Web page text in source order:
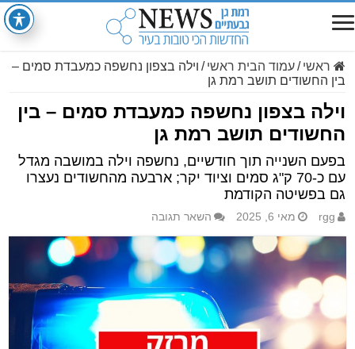
ראשי /עמוד הבית ראשי / וילה בצפון נחשפה כמעבדת סמים –
בין החשודים תושב רמת גן
וילה בצפון נחשפה כמעבדת סמים – בין
החשודים תושב רמת גן
בפעם השנייה תוך חודשיים, נחשפה וילה במושבה מגדל
עם כ-70 ק"ג סמים וציוד יקר; ארבעה מהחשודים נעצרו
גם בפשיטה הקודמת
rgg מאי 6, 2025 השאר תגובה